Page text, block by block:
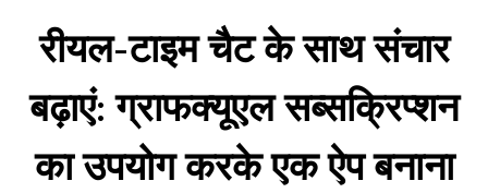
रीयल-टाइम चैट के साथ संचार
बढ़ाएं: ग्राफक्यूएल सब्सक्रिप्शन
का उपयोग करके एक ऐप बनाना